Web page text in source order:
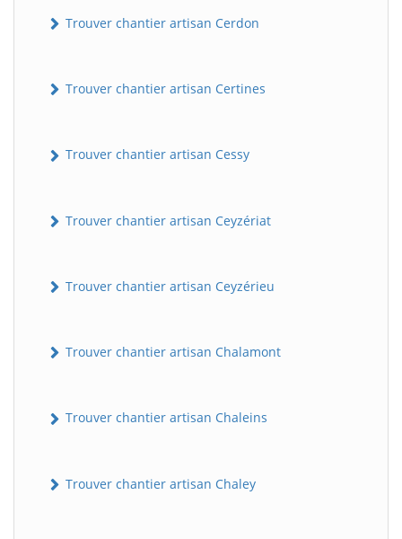
Trouver chantier artisan Cerdon
Trouver chantier artisan Certines
Trouver chantier artisan Cessy
Trouver chantier artisan Ceyzériat
Trouver chantier artisan Ceyzérieu
Trouver chantier artisan Chalamont
Trouver chantier artisan Chaleins
Trouver chantier artisan Chaley